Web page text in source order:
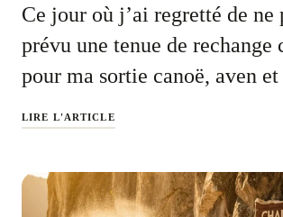
Ce jour où j’ai regretté de ne
prévu une tenue de rechange
pour ma sortie canoë, aven
LIRE L'ARTICLE